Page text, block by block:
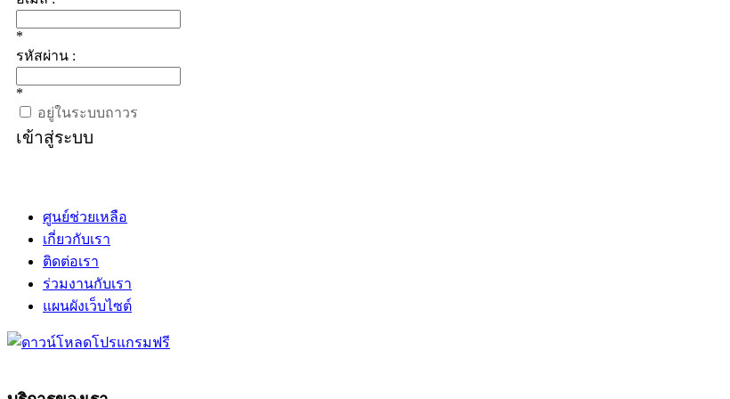
*
รหัสผ่าน :
*
อยู่ในระบบถาวร
เข้าสู่ระบบ
ศูนย์ช่วยเหลือ
เกี่ยวกับเรา
ติดต่อเรา
ร่วมงานกับเรา
แผนผังเว็บไซต์